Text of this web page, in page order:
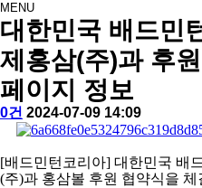
MENU
news
대한민국 배드민
제홍삼(주)과 후
페이지 정보
작
배
턴
코
댓
0건 작
성
2024-07-09 14:09
본
문
[배드민턴코리아] 대한민국 배
(주)과 홍삼볼 후원 협약식을 체